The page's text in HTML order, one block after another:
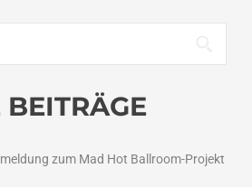
BEITRÄGE
zum Mad Hot Ballroom-Projekt